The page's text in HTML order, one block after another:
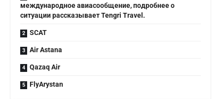
международное авиасообщение, подробнее о
ситуации рассказывает Tengri Travel.
SCAT
Air Astana
Qazaq Air
FlyArystan